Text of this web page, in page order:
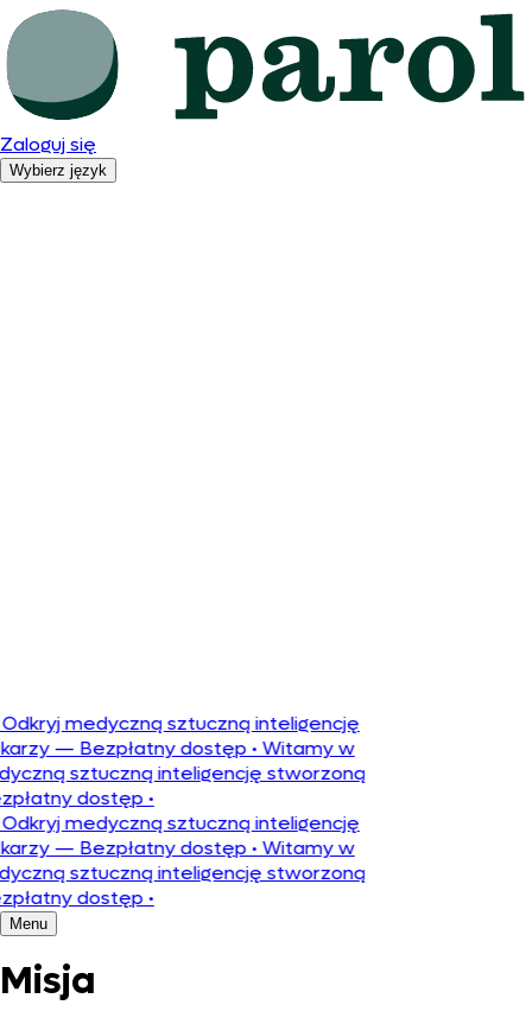
Zaloguj się
Wybierz język
medyczną sztuczną inteligencję
— Bezpłatny dostęp • Witamy w
sztuczną inteligencję stworzoną
dostęp •
medyczną sztuczną inteligencję
— Bezpłatny dostęp • Witamy w
sztuczną inteligencję stworzoną
dostęp •
Menu
Misja